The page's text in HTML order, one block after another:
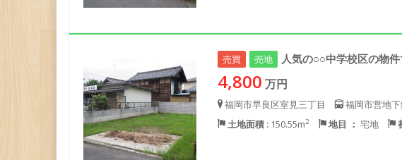
売買 売地 人気の○○中学校区の物
4,800 万円
福岡市早良区室見三丁目
福岡市営地下
土地面積 :150.55m2 地目 ： 宅地